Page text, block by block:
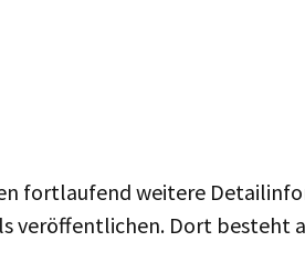
fortlaufend weitere
veröffentlichen. Dort besteht